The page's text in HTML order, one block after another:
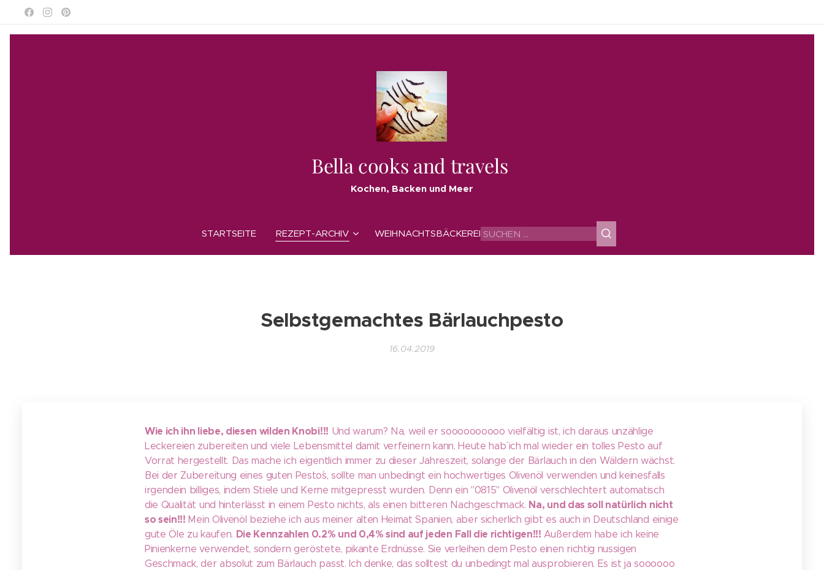
Bella cooks and travels
Kochen, Backen und Meer
STARTSEITE REZEPT-ARCHIV WEIHNACHTSBÄCKEREI
Selbstgemachtes Bärlauchpesto
16.04.2019
Wie ich ihn liebe, diesen wilden Knobi!!! Und warum? Na, weil er soooooooooo vielfältig ist, ich daraus unzählige
Leckereien zubereiten und viele Lebensmittel damit verfeinern kann. Heute hab´ ich mal wieder ein tolles Pesto auf
Vorrat hergestellt. Das mache ich eigentlich immer zu dieser Jahreszeit, solange der Bärlauch in den Wäldern wächst.
Bei der Zubereitung eines guten Pesto´s, sollte man unbedingt ein hochwertiges Olivenöl verwenden und keinesfalls
irgendein billiges, indem Stiele und Kerne mitgepresst wurden. Denn ein "0815" Olivenöl verschlechtert automatisch
die Qualität und hinterlässt in einem Pesto nichts, als einen bitteren Nachgeschmack. Na, und das soll natürlich nicht
so sein!!! Mein Olivenöl beziehe ich aus meiner alten Heimat Spanien, aber sicherlich gibt es auch in Deutschland einige
gute Öle zu kaufen. Die Kennzahlen 0.2% und 0,4% sind auf jeden Fall die richtigen!!! Außerdem habe ich keine
Pinienkerne verwendet, sondern geröstete, pikante Erdnüsse. Sie verleihen dem Pesto einen richtig nussigen
Geschmack, der absolut zum Bärlauch passt. Ich denke, das solltest du unbedingt mal ausprobieren. Es ist ja soooooo